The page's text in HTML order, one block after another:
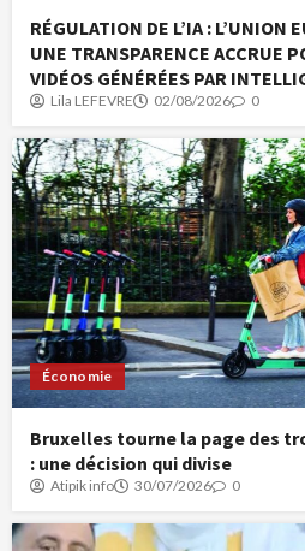
RÉGULATION DE L’IA : L’UNION
UNE TRANSPARENCE ACCRUE
VIDÉOS GÉNÉRÉES PAR
Lila LEFEVRE 02/08/2026 0
Économie
Bruxelles tourne la page des
: une décision qui divise
Atipik info 30/07/2026 0